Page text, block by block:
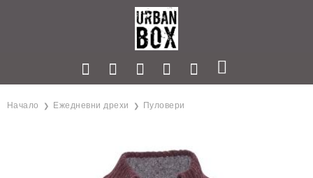
Начало Ежедневни дрехи Пуловери